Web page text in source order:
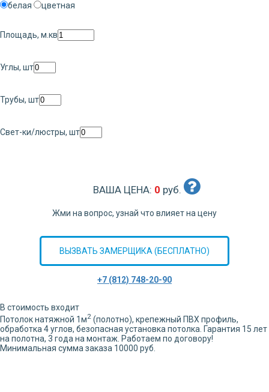
белая цветная
Площадь, м.кв
Углы, шт
Трубы, шт
Свет-ки/люстры, шт
ВАША ЦЕНА: 0 руб.
Жми на вопрос, узнай что влияет на цену
ВЫЗВАТЬ ЗАМЕРЩИКА (БЕСПЛАТНО)
+7 (812) 748-20-90
В стоимость входит
Потолок натяжной 1м2 (полотно), крепежный ПВХ профиль,
обработка 4углов, безопасная установка потолка. Гарантия 15 лет
на полотна, 3 года на монтаж. Работаем по договору!
Минимальная сумма заказа 10000 руб.